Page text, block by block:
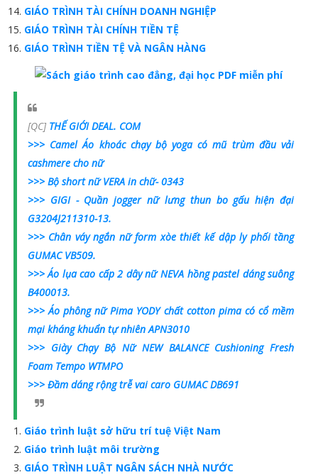
GIÁO TRÌNH TÀI CHÍNH DOANH NGHIỆP
GIÁO TRÌNH TÀI CHÍNH TIỀN TỆ
GIÁO TRÌNH TIỀN TỆ VÀ NGÂN HÀNG
[QC] THẾ GIỚI DEAL. COM
>>> Camel Áo khoác chạy bộ yoga có mũ trùm đầu vải
cashmere cho nữ
>>> Bộ short nữ VERA in chữ- 0343
>>> GIGI - Quần jogger nữ lưng thun bo gấu hiện đại
G3204J211310-13.
>>> Chân váy ngắn nữ form xòe thiết kế dập ly phối tầng
GUMAC VB509.
>>> Áo lụa cao cấp 2 dây nữ NEVA hồng pastel dáng suông
B400013.
>>> Áo phông nữ Pima YODY chất cotton pima có cổ mềm
mại kháng khuẩn tự nhiên APN3010
>>> Giày Chạy Bộ Nữ NEW BALANCE Cushioning Fresh
Foam Tempo WTMPO
>>> Đầm dáng rộng trễ vai caro GUMAC DB691
Giáo trình luật sở hữu trí tuệ Việt Nam
Giáo trình luật môi trường
GIÁO TRÌNH LUẬT NGÂN SÁCH NHÀ NƯỚC